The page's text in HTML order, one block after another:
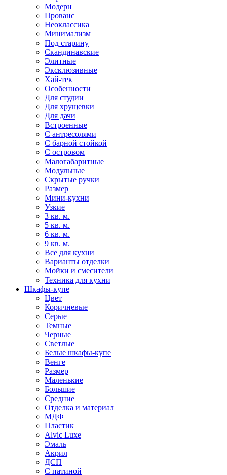
Модерн
Прованс
Неоклассика
Минимализм
Под старину
Скандинавские
Элитные
Эксклюзивные
Хай-тек
Особенности
Для студии
Для хрущевки
Для дачи
Встроенные
С антресолями
С барной стойкой
С островом
Малогабаритные
Модульные
Скрытые ручки
Размер
Мини-кухни
Узкие
3 кв. м.
5 кв. м.
6 кв. м.
9 кв. м.
Все для кухни
Варианты отделки
Мойки и смесители
Техника для кухни
Шкафы-купе
Цвет
Коричневые
Серые
Темные
Черные
Светлые
Белые шкафы-купе
Венге
Размер
Маленькие
Большие
Средние
Отделка и материал
МДФ
Пластик
Alvic Luxe
Эмаль
Акрил
ДСП
С патиной